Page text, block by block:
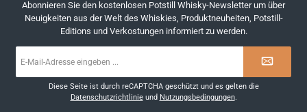
Abonnieren Sie den kostenlosen Potstill Whisky-Newsletter um über
Neuigkeiten aus der Welt des Whiskies, Produktneuheiten, Potstill-
Editions und Verkostungen informiert zu werden.
Mail-
Diese Seite ist durch reCAPTCHA geschützt und es gelten die
Datenschutzrichtlinieund Nutzungsbedingungen.